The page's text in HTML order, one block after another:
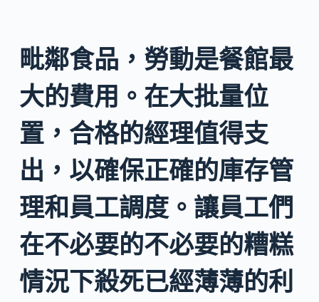
毗鄰食品，勞動是餐館最
大的費用。在大批量位
置，合格的經理值得支
出，以確保正確的庫存管
理和員工調度。讓員工們
在不必要的不​​必要的糟糕
情況下殺死已經薄薄的利